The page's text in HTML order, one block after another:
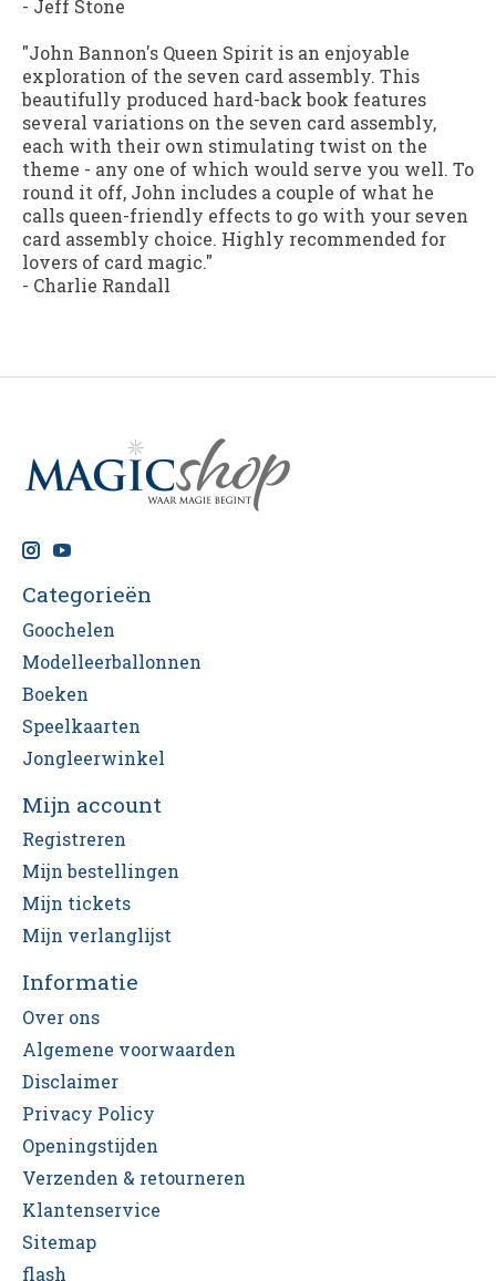
- Jeff Stone
"John Bannon's Queen Spirit is an enjoyable
exploration of the seven card assembly. This
beautifully produced hard-back book features
several variations on the seven card assembly,
each with their own stimulating twist on the
theme - any one of which would serve you well. To
round it off, John includes a couple of what he
calls queen-friendly effects to go with your seven
card assembly choice. Highly recommended for
lovers of card magic."
- Charlie Randall
Categorieën
Goochelen
Modelleerballonnen
Boeken
Speelkaarten
Jongleerwinkel
Mijn account
Registreren
Mijn bestellingen
Mijn tickets
Mijn verlanglijst
Informatie
Over ons
Algemene voorwaarden
Disclaimer
Privacy Policy
Openingstijden
Verzenden & retourneren
Klantenservice
Sitemap
flash